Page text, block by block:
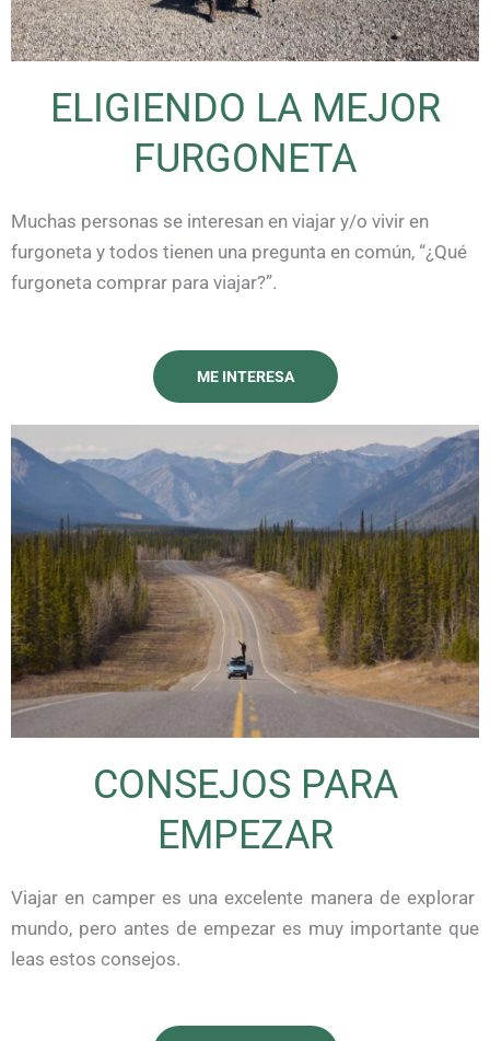
ELIGIENDO LA MEJOR
FURGONETA
Muchas personas se interesan en viajar y/o vivir en
furgoneta y todos tienen una pregunta en común, “¿Qué
furgoneta comprar para viajar?”.
ME INTERESA
CONSEJOS PARA
EMPEZAR
Viajar en camper es una excelente manera de explorar
mundo, pero antes de empezar es muy importante que
leas estos consejos.